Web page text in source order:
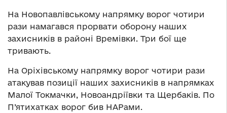
На Новопавлівському напрямку ворог чотири
рази намагався прорвати оборону наших
захисників в районі Времівки. Три бої ще
тривають.
На Оріхівському напрямку ворог чотири рази
атакував позиції наших захисників в напрямках
Малої Токмачки, Новоандріївки та Щербаків. По
П’ятихатках ворог бив НАРами.